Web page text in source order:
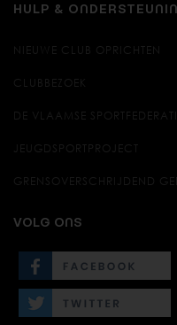
HULP &
NIEUWE CLUB OPRICHTEN
CLUBBEZOEK
DE VLAAMSE
JEUGDSPORTPROJECT
GRENSOVERSCHRIJDEND
VOLG ONS